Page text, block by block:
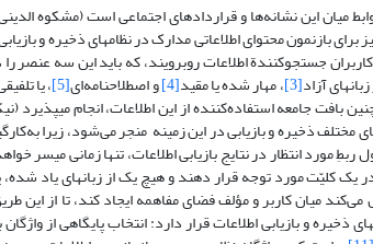
بازنمون محتوای اطلاعاتی مدارک در نظامهای ذخیره و
آزاد[3] ، مهار شده یا مقید[4] و اصطلاحنامه‌ای[5] ، یا
بافت جامعه استفاده‌کننده از این اطلاعات، انجام می­پذیرد
مختلف ذخیره و بازیابی در این زمینه­ منجر می‌شود، زیرا
مورد انتظار در نتایج بازیابی اطلاعات، تنها زمانی میسر
یک کلیّت مورد توجه قرار دهند و هیچ یک از زبانهای یاد
می‌کند میان کاربر و مؤلف فضای مفاهمه ایجاد کند، تا از
و بازیابی اطلاعات قرار دارد: انتخاب پایگاهی از واژگان